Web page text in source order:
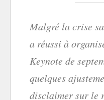
Malgré la crise
a réussi à
Keynote de
quelques
disclaimer sur le